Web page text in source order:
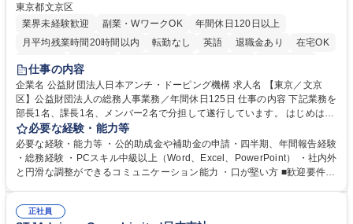
東京都文京区
業界未経験歓迎
副業・WワークOK
年間休日120日以上
月平均残業時間20時間以内
転勤なし 英語 退職金あり
在宅OK
賞与あり
育休あり
食事補助あり
仕事の内容
企業名 公益財団法人日本アンチ・ドーピング機構 求人名 【東京／文京
区】公益財団法人の総務人事業務／年間休日125日 仕事の内容 下記業務を
部長1名、課長1名、メンバー2名で分担して遂行しています。 はじめは担
当者として業務を覚えていただき、ゆくゆくはリーダーやマネージャーポ
ジションとして活躍いただくことを期待しています。 【総務・人事グルー
プの業務内容】 ・人事制度関連 ・採用活動 ・教育研修の企画、実行 ・勤
怠管理 ・官公庁への各種提出 ・法定の会議運営（評議員会、理事会） ・
管理 ・福利厚生関連 ・職員からの問合せ、相談対応 ・その他日常の総務
必要な経験・能力等
必要な経験・能力等 ・公的助成金や補助金の申請・四半期、年間報告経験
・総務経験 ・PCスキル中級以上（Word、Excel、PowerPoint） ・社内外
と円滑な調整ができるコミュニケーション能力 ・口が堅い方 ■歓迎要件
正社員